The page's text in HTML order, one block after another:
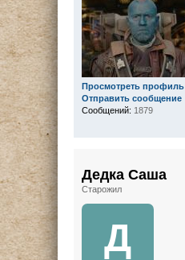
Просмотреть профиль
Отправить сообщение
Сообщений: 1879
Дедка Саша
Старожил
Д